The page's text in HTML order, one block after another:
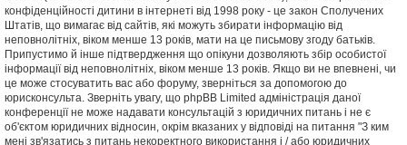
конфіденційності дитини в інтернеті від 1998 року - це закон Сполучених
Штатів, що вимагає від сайтів, які можуть збирати інформацію від
неповнолітніх, віком менше 13 років, мати на це письмову згоду батьків.
Припустимо й інше підтвердження що опікуни дозволяють збір особистої
інформації від неповнолітніх, віком менше 13 років. Якщо ви не впевнені, чи
це може стосуватить вас або форуму, зверніться за допомогою до
юрисконсульта. Зверніть увагу, що phpBB Limited адміністрація даної
конференції не може надавати консультацій з юридичних питань і не є
об'єктом юридичних відносин, окрім вказаних у відповіді на питання "З ким
мені зв'язатись з питань некоректного використання і / або юридичних